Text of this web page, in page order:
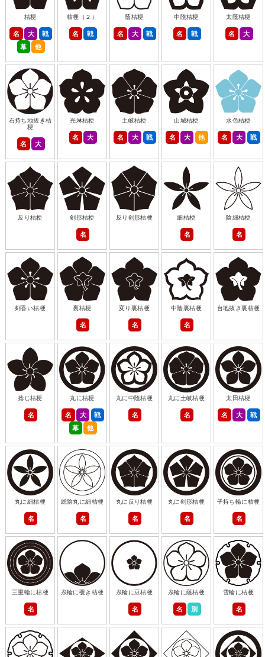
桔梗
名 大
戦
幕
他
桔梗（２）
名 戦
蔭桔梗
名 大 戦
中陰桔梗
名 戦
太蔭桔梗
名 大
石持ち地抜き桔
梗
名 大
光琳桔梗
名 大
土岐桔梗
名 大 戦
山城桔梗
名 大 他
水色桔梗
名 大 戦
反り桔梗 剣形桔梗
名
反り剣形桔梗 細桔梗
名
陰細桔梗
名
剣香い桔梗 裏桔梗
名
変り裏桔梗
名
中陰裏桔梗
名
台地抜き裏桔梗
捻じ桔梗
名
丸に桔梗
名 大
戦
幕
他
丸に中陰桔梗
名
丸に土岐桔梗
名
太田桔梗
名 大 戦
丸に細桔梗
名
総陰丸に細桔梗
名
丸に反り桔梗
名
丸に剣形桔梗
名
子持ち輪に桔梗
名
三重輪に桔梗
名
糸輪に覗き桔梗 糸輪に豆桔梗
名
糸輪に蔭桔梗
名 別
雪輪に桔梗
名